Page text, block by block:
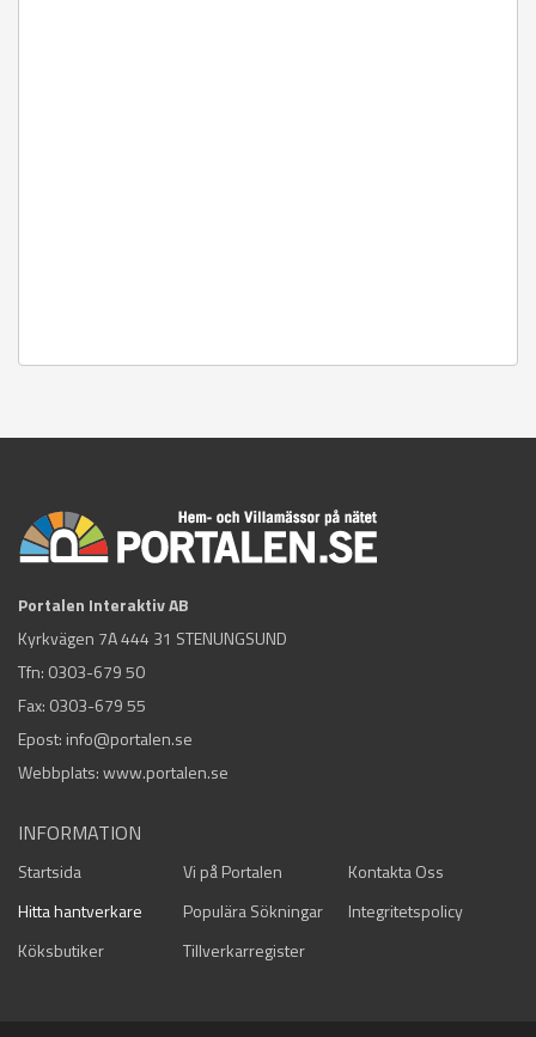
Portalen Interaktiv AB
Kyrkvägen 7A 444 31 STENUNGSUND
Tfn: 0303-679 50
Fax: 0303-679 55
Epost: info@portalen.se
Webbplats: www.portalen.se
INFORMATION
Startsida Vi på Portalen
Kontakta Oss
Hitta hantverkare
Populära Sökningar
Integritetspolicy
Köksbutiker
Tillverkarregister